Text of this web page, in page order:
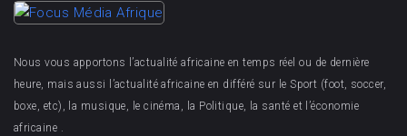
Nous vous apportons l’actualité africaine en temps réel ou de dernière
heure, mais aussi l’actualité africaine en différé sur le Sport (foot, soccer,
boxe, etc), la musique, le cinéma, la Politique, la santé et l’économie
africaine .